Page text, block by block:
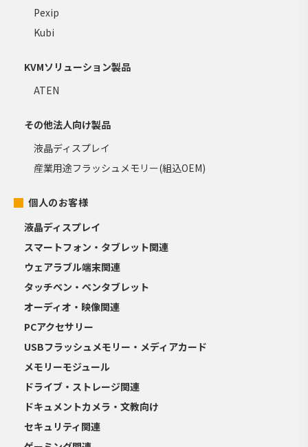
Pexip
Kubi
KVMソリューション製品
ATEN
その他法人向け製品
液晶ディスプレイ
産業用途フラッシュメモリー(組込OEM)
個人のお客様
液晶ディスプレイ
スマートフォン・タブレット関連
ウェアラブル端末関連
タッチペン・ペンタブレット
オーディオ・映像関連
PCアクセサリー
USBフラッシュメモリー・メディアカード
メモリーモジュール
ドライブ・ストレージ関連
ドキュメントカメラ・文教向け
セキュリティ関連